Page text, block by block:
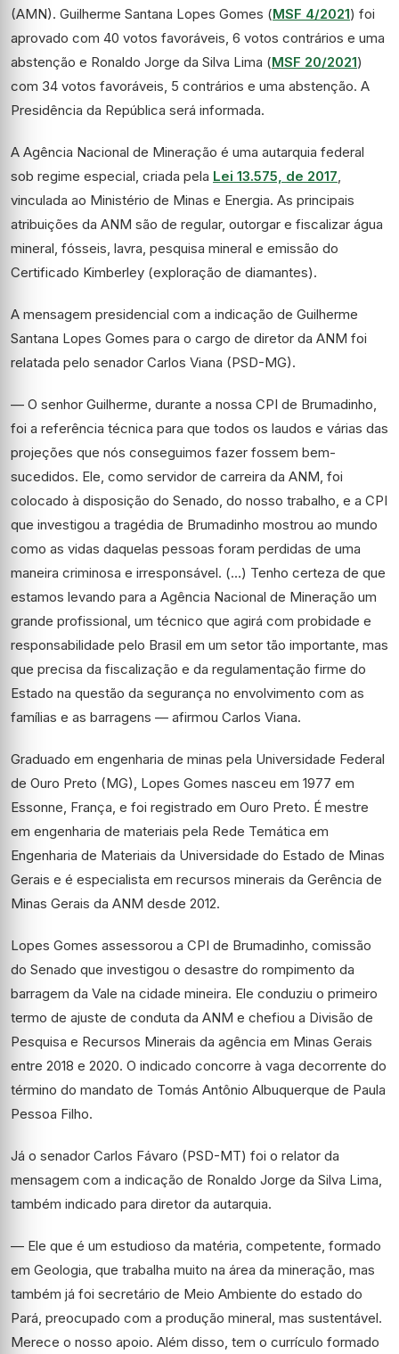
(AMN). Guilherme Santana Lopes Gomes (MSF 4/2021) foi
aprovado com 40 votos favoráveis, 6 votos contrários e uma
abstenção e Ronaldo Jorge da Silva Lima (MSF 20/2021)
com 34 votos favoráveis, 5 contrários e uma abstenção. A
Presidência da República será informada.
A Agência Nacional de Mineração é uma autarquia federal
sob regime especial, criada pela Lei 13.575, de 2017,
vinculada ao Ministério de Minas e Energia. As principais
atribuições da ANM são de regular, outorgar e fiscalizar água
mineral, fósseis, lavra, pesquisa mineral e emissão do
Certificado Kimberley (exploração de diamantes).
A mensagem presidencial com a indicação de Guilherme
Santana Lopes Gomes para o cargo de diretor da ANM foi
relatada pelo senador Carlos Viana (PSD-MG).
— O senhor Guilherme, durante a nossa CPI de Brumadinho,
foi a referência técnica para que todos os laudos e várias das
projeções que nós conseguimos fazer fossem bem-
sucedidos. Ele, como servidor de carreira da ANM, foi
colocado à disposição do Senado, do nosso trabalho, e a CPI
que investigou a tragédia de Brumadinho mostrou ao mundo
como as vidas daquelas pessoas foram perdidas de uma
maneira criminosa e irresponsável. (…) Tenho certeza de que
estamos levando para a Agência Nacional de Mineração um
grande profissional, um técnico que agirá com probidade e
responsabilidade pelo Brasil em um setor tão importante, mas
que precisa da fiscalização e da regulamentação firme do
Estado na questão da segurança no envolvimento com as
famílias e as barragens — afirmou Carlos Viana.
Graduado em engenharia de minas pela Universidade Federal
de Ouro Preto (MG), Lopes Gomes nasceu em 1977 em
Essonne, França, e foi registrado em Ouro Preto. É mestre
em engenharia de materiais pela Rede Temática em
Engenharia de Materiais da Universidade do Estado de Minas
Gerais e é especialista em recursos minerais da Gerência de
Minas Gerais da ANM desde 2012.
Lopes Gomes assessorou a CPI de Brumadinho, comissão
do Senado que investigou o desastre do rompimento da
barragem da Vale na cidade mineira. Ele conduziu o primeiro
termo de ajuste de conduta da ANM e chefiou a Divisão de
Pesquisa e Recursos Minerais da agência em Minas Gerais
entre 2018 e 2020. O indicado concorre à vaga decorrente do
término do mandato de Tomás Antônio Albuquerque de Paula
Pessoa Filho.
Já o senador Carlos Fávaro (PSD-MT) foi o relator da
mensagem com a indicação de Ronaldo Jorge da Silva Lima,
também indicado para diretor da autarquia.
— Ele que é um estudioso da matéria, competente, formado
em Geologia, que trabalha muito na área da mineração, mas
também já foi secretário de Meio Ambiente do estado do
Pará, preocupado com a produção mineral, mas sustentável.
Merece o nosso apoio. Além disso, tem o currículo formado